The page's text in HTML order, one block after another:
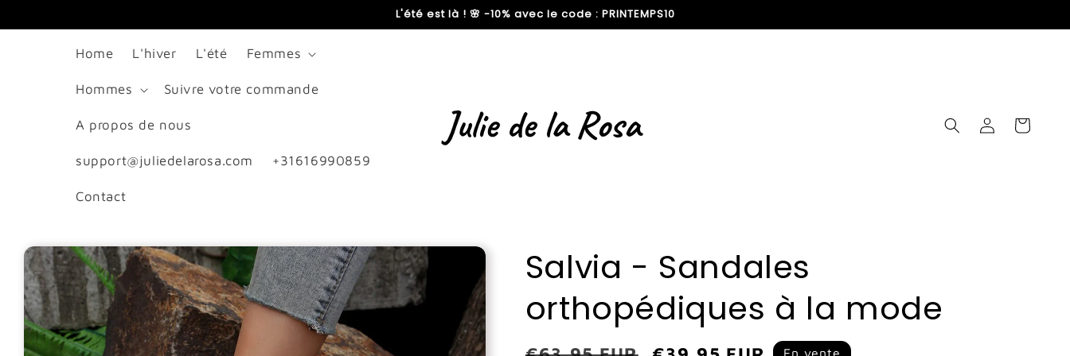
au
contenu
L'été est là ! 🌸 -10% avec le code : PRINTEMPS10
Home L'hiver L'été Femmes
Hommes Suivre votre commande
A propos de nous
support@juliedelarosa.com +31616990859
Contact
ConnexionPanier
Passer aux
informations
produits
Salvia - Sandales
orthopédiques à la mode
En vente